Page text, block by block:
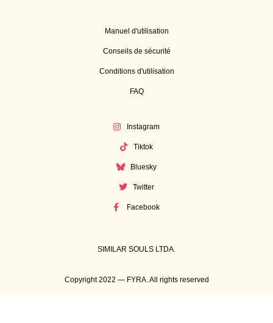
Manuel d'utilisation
Conseils de sécurité
Conditions d'utilisation
FAQ
Instagram
Tiktok
Bluesky
Twitter
Facebook
SIMILAR SOULS LTDA.
Copyright 2022 — FYRA. All rights reserved